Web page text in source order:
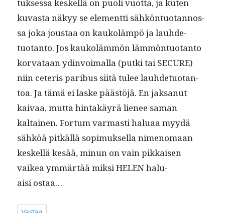
tuk­ses­sa keskel­lä on puoli vuot­ta, ja kuten
kuvas­ta näkyy se ele­ment­ti sähkön­tuotan­nos­
sa joka jous­taa on kaukoläm­pö ja lauhde­
tuotan­to. Jos kaukoläm­mön läm­mön­tuotan­to
kor­vataan ydin­voimal­la (put­ki tai SECURE)
niin ceteris paribus siitä tulee lauhde­tuotan­
toa. Ja tämä ei laske päästöjä. En jak­sanut
kaivaa, mut­ta hin­takäyrä lie­nee saman
kaltainen. For­tum var­masti halu­aa myy­dä
sähköä pitkäl­lä sopimuk­sel­la nimeno­maan
keskel­lä kesää, min­un on vain pikkaisen
vaikea ymmärtää mik­si HELEN halu­
aisi ostaa…
Vastaa